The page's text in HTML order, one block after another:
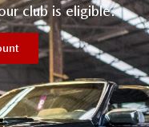
club is eligible.